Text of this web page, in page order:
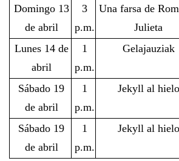
Domingo 13
de abril
3
p.m.
Una farsa de
Julieta
Lunes 14 de
abril
1
p.m.
Gelajauziak
Sábado 19
de abril
1
p.m.
Jekyll al hielo
Sábado 19
de abril
1
p.m.
Jekyll al hielo